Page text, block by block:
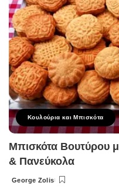
Κουλούρια και Μπισκότα
Μπισκότα Βουτύρου
& Πανεύκολα
Posted
George Zolis